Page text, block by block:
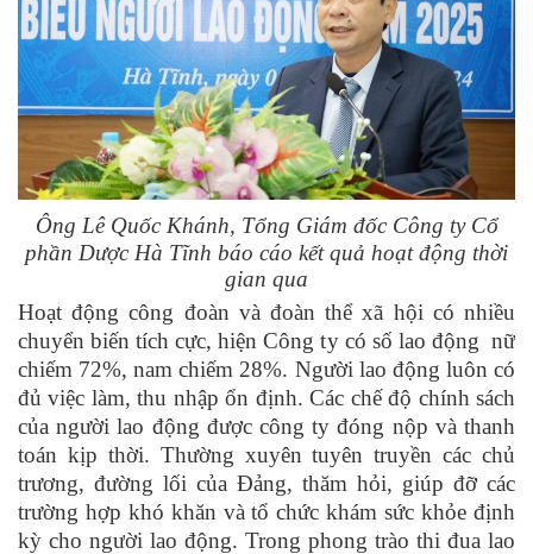
Ông Lê Quốc Khánh, Tổng Giám đốc Công ty Cổ
phần Dược Hà Tĩnh báo cáo kết quả hoạt động thời
gian qua
Hoạt động công đoàn và đoàn thể xã hội có nhiều
chuyển biến tích cực, hiện Công ty có số lao động nữ
chiếm 72%, nam chiếm 28%. Người lao động luôn có
đủ việc làm, thu nhập ổn định. Các chế độ chính sách
của người lao động được công ty đóng nộp và thanh
toán kịp thời. Thường xuyên tuyên truyền các chủ
trương, đường lối của Đảng, thăm hỏi, giúp đỡ các
trường hợp khó khăn và tổ chức khám sức khỏe định
kỳ cho người lao động. Trong phong trào thi đua lao